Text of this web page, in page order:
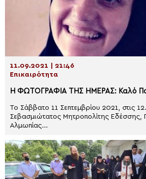
11.09.2021 | 21:46
Επικαιρότητα
Η ΦΩΤΟΓΡΑΦΙΑ ΤΗΣ ΗΜΕΡΑΣ: Καλό
Το Σάββατο 11 Σεπτεμβρίου 2021, στις
Σεβασμιώτατος Μητροπολίτης Εδέσσης,
Αλμωπίας...